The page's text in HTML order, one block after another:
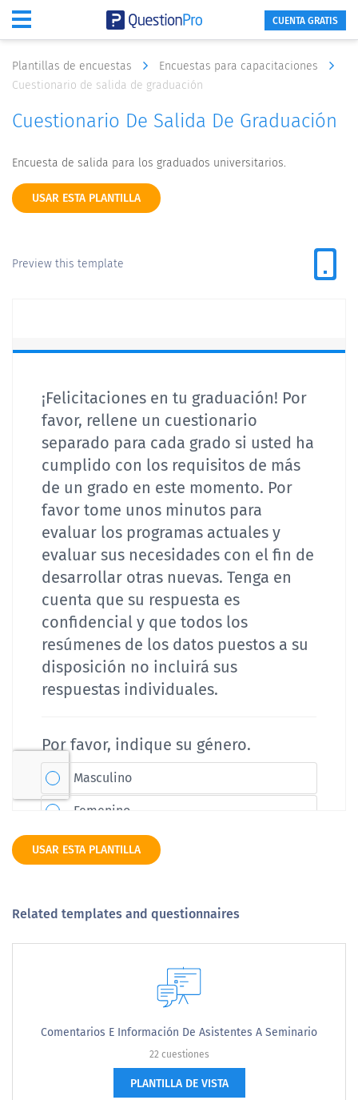
CUENTA GRATIS
Plantillas de encuestas
Encuestas para capacitaciones
Cuestionario de salida de graduación
Cuestionario De Salida De Graduación
Encuesta de salida para los graduados universitarios.
USAR ESTA PLANTILLA
Preview this template
USAR ESTA PLANTILLA
Related templates and questionnaires
Comentarios E Información De Asistentes A Seminario
22 cuestiones
PLANTILLA DE VISTA